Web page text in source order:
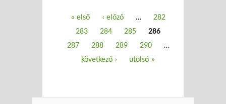
« első ‹ előző …
282
283
284 285
286
287
288 289 290
…
következő ›
utolsó »